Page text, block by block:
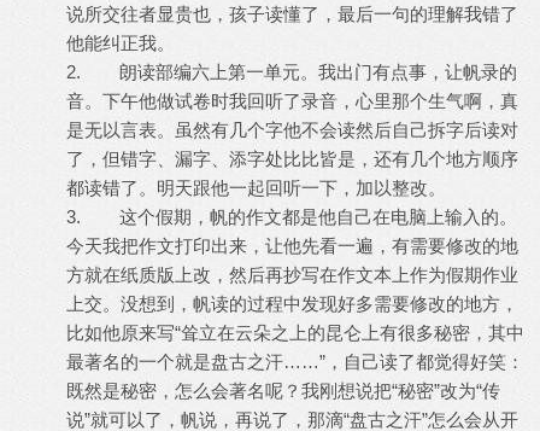
说所交往者显贵也，孩子读懂了，最后一句的理解我错了
他能纠正我。
2. 朗读部编六上第一单元。我出门有点事，让帆录的
音。下午他做试卷时我回听了录音，心里那个生气啊，真
是无以言表。虽然有几个字他不会读然后自己拆字后读对
了，但错字、漏字、添字处比比皆是，还有几个地方顺序
都读错了。明天跟他一起回听一下，加以整改。
3. 这个假期，帆的作文都是他自己在电脑上输入的。
今天我把作文打印出来，让他先看一遍，有需要修改的地
方就在纸质版上改，然后再抄写在作文本上作为假期作业
上交。没想到，帆读的过程中发现好多需要修改的地方，
比如他原来写“耸立在云朵之上的昆仑上有很多秘密，其中
最著名的一个就是盘古之汗……”，自己读了都觉得好笑：
既然是秘密，怎么会著名呢？我刚想说把“秘密”改为“传
说”就可以了，帆说，再说了，那滴“盘古之汗”怎么会从开